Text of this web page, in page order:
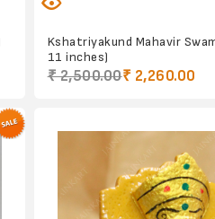
Kshatriyakund Mahavir
11 inches)
₹ 2,500.00₹ 2,260.00